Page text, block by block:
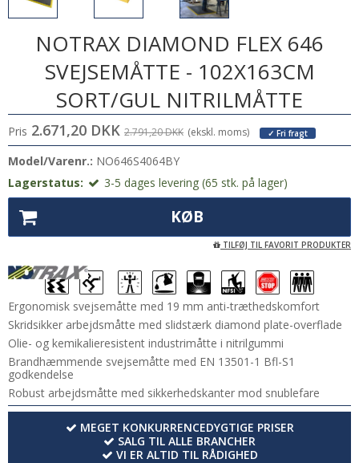
NOTRAX DIAMOND FLEX 646
SVEJSEMÅTTE - 102X163CM
SORT/GUL NITRILMÅTTE
Pris 2.671,20 DKK 2.791,20 DKK (ekskl. moms) ✓ Fri fragt
Model/Varenr.: NO646S4064BY
Lagerstatus:
3-5 dages levering (65 stk. på lager)
KØB
TILFØJ TIL FAVORIT PRODUKTER
Ergonomisk svejsemåtte med 19 mm anti-træthedskomfort
Skridsikker arbejdsmåtte med slidstærk diamond plate-overflade
Olie- og kemikalieresistent industrimåtte i nitrilgummi
Brandhæmmende svejsemåtte med EN 13501-1 Bfl-S1
godkendelse
Robust arbejdsmåtte med sikkerhedskanter mod snublefare
MEGET KONKURRENCEDYGTIGE PRISER
SALG TIL ALLE BRANCHER
VI ER ALTID TIL RÅDIGHED